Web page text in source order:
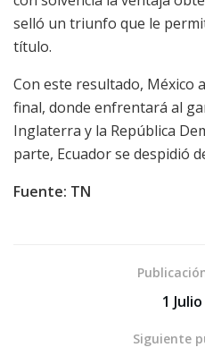
selló un triunfo que le
título.
Con este resultado, México
final, donde enfrentará al
Inglaterra y la República
parte, Ecuador se despidió
Fuente: TN
1
Siguiente